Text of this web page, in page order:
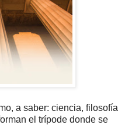
a saber: ciencia, filosofía
el trípode donde se